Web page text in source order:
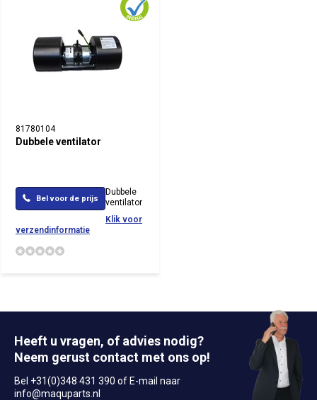
81780104
Dubbele ventilator
Bel voor de prijs
Dubbele
ventilator
Klik voor
verzendinformatie
Heeft u vragen, of advies nodig?
Neem gerust contact met ons op!
Bel +31(0)348 431 390 of E-mail naar
info@maquparts.nl